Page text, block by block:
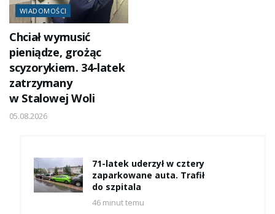
WIADOMOŚCI
Chciał wymusić
pieniądze, grożąc
scyzorykiem. 34-latek
zatrzymany
w Stalowej Woli
05.08.2026
71-latek uderzył w cztery
zaparkowane auta. Trafił
do szpitala
46 minut temu